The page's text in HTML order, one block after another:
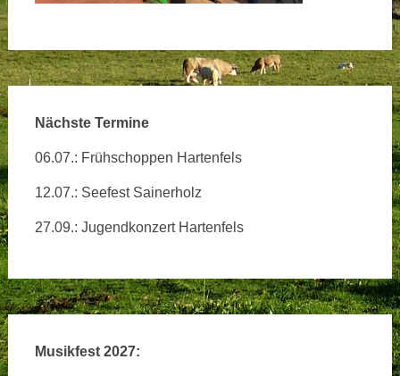
Nächste Termine
06.07.: Frühschoppen Hartenfels
12.07.: Seefest Sainerholz
27.09.: Jugendkonzert Hartenfels
Musikfest 2027: